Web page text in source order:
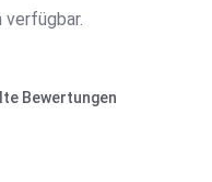
verfügbar.
Bewertungen